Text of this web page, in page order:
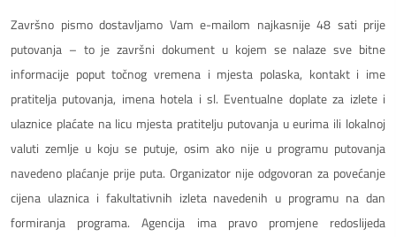
Završno pismo dostavljamo Vam e-mailom najkasnije 48 sati prije
putovanja – to je završni dokument u kojem se nalaze sve bitne
informacije poput točnog vremena i mjesta polaska, kontakt i ime
pratitelja putovanja, imena hotela i sl. Eventualne doplate za izlete i
ulaznice plaćate na licu mjesta pratitelju putovanja u eurima ili lokalnoj
valuti zemlje u koju se putuje, osim ako nije u programu putovanja
navedeno plaćanje prije puta. Organizator nije odgovoran za povećanje
cijena ulaznica i fakultativnih izleta navedenih u programu na dan
formiranja programa. Agencija ima pravo promjene redoslijeda